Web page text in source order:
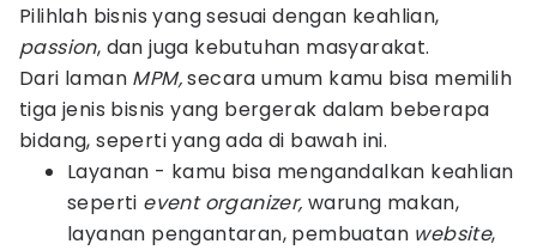
Pilihlah bisnis yang sesuai dengan keahlian,
passion, dan juga kebutuhan masyarakat.
Dari laman MPM,secara umum kamu bisa memilih
tiga jenis bisnis yang bergerak dalam beberapa
bidang, seperti yang ada di bawah ini.
Layanan - kamu bisa mengandalkan keahlian
seperti event organizer,warung makan,
layanan pengantaran, pembuatan website,